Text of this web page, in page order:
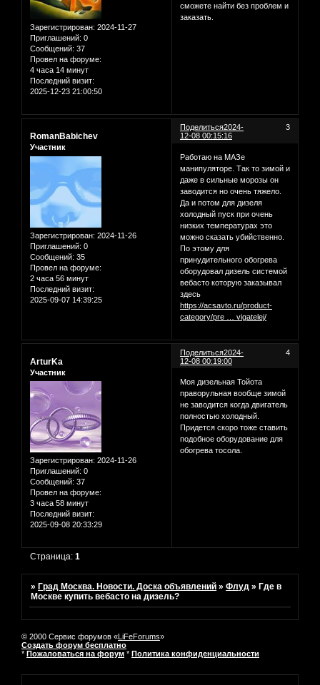
Зарегистрирован: 2024-11-27
Приглашений: 0
Сообщений: 37
Провел на форуме:
4 часа 14 минут
Последний визит:
2025-12-23 21:00:50
сможете найти без проблем и
заказать.
Поделиться 3
2024-
12-08 00:15:16
RomanBabichev
Участник
Зарегистрирован: 2024-11-26
Приглашений: 0
Сообщений: 35
Провел на форуме:
2 часа 56 минут
Последний визит:
2025-09-07 14:39:25
Работаю на МАЗе
манипуляторе. Так то зимой и
даже в сильные морозы он
заводится но очень тяжело.
Да и потом для дизеля
холодный пуск при очень
низких температурах это
можно сказать убийственно.
По этому для
принудительного обогрева
оборудовал дизель системой
вебасто которую заказывал
здесь
https://acsavto.ru/product-
category/pre … vigatelej/
Поделиться 4
2024-
12-08 00:19:00
ArturKa
Участник
Зарегистрирован: 2024-11-26
Приглашений: 0
Сообщений: 37
Провел на форуме:
3 часа 58 минут
Последний визит:
2025-09-08 20:33:29
Моя дизельная Тойота
праворульная вообще зимой
не заводится когда двигатель
полностью холодный.
Придется скоро тоже ставить
подобное оборудование для
обогрева тосола.
Страница:1
»Град Москва. Новости. Доска объявлений »Флуд »Где в
Москве купить вебасто на дизель?
© 2000 Сервис форумов «LiFeForums»
Создать форум бесплатно
* Пожаловаться на форум * Политика конфиденциальности